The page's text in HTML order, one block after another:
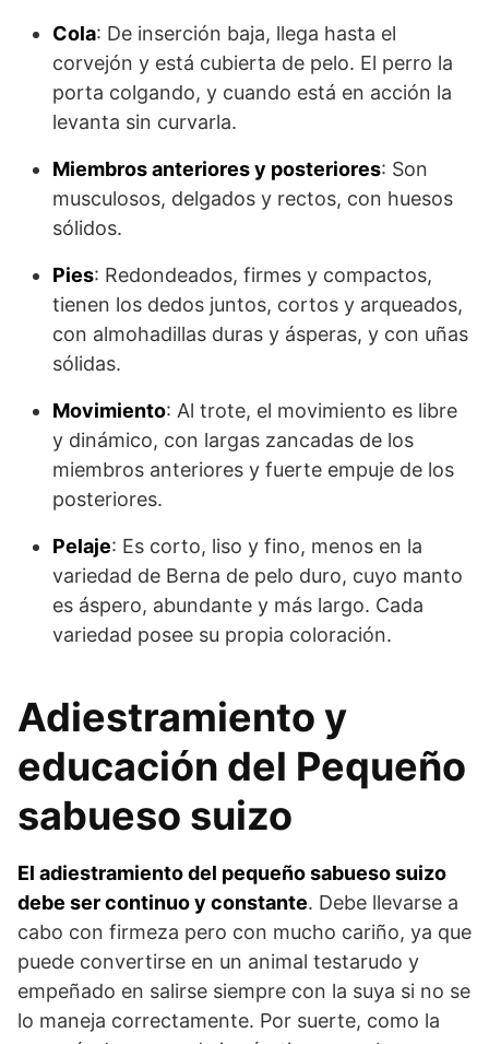
Cola: De inserción baja, llega hasta el
corvejón y está cubierta de pelo. El perro la
porta colgando, y cuando está en acción la
levanta sin curvarla.
Miembros anteriores y posteriores: Son
musculosos, delgados y rectos, con huesos
sólidos.
Pies: Redondeados, firmes y compactos,
tienen los dedos juntos, cortos y ar­queados,
con almohadillas duras y ásperas, y con uñas
sólidas.
Movimiento: Al trote, el movimiento es libre
y dinámico, con largas zancadas de los
miembros anteriores y fuerte empuje de los
posteriores.
Pelaje: Es corto, liso y fino, menos en la
variedad de Berna de pelo duro, cuyo manto
es áspero, abundante y más largo. Cada
variedad posee su propia coloración.
Adiestramiento y
educación del Pequeño
sabueso suizo
El adiestramiento del pequeño sabueso suizo
debe ser continuo y constante. Debe llevarse a
cabo con firmeza pero con mucho cariño, ya que
puede convertirse en un animal testarudo y
empe­ñado en salirse siempre con la suya si no se
lo maneja correctamente. Por suerte, como la